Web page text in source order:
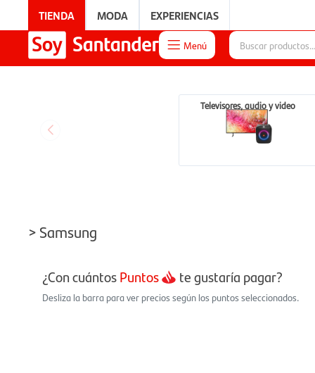
TIENDA MODA EXPERIENCIAS
 Menú
Televisores, audio y video
> Samsung
¿Con cuántosPuntos te gustaría pagar?
Desliza la barra para ver precios según los puntos seleccionados.